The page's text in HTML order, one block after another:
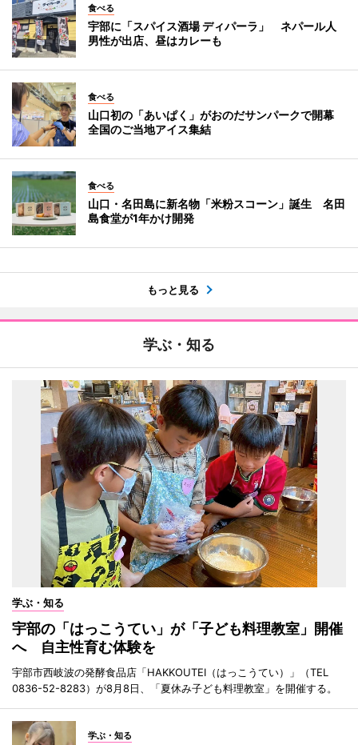
食べる
宇部に「スパイス酒場 ディパーラ」 ネパール人
男性が出店、昼はカレーも
食べる
山口初の「あいぱく」がおのだサンパークで開幕
全国のご当地アイス集結
食べる
山口・名田島に新名物「米粉スコーン」誕生 名田
島食堂が1年かけ開発
もっと見る
学ぶ・知る
学ぶ・知る
宇部の「はっこうてい」が「子ども料理教室」開催
へ 自主性育む体験を
宇部市西岐波の発酵食品店「HAKKOUTEI（はっこうてい）」（TEL
0836-52-8283）が8月8日、「夏休み子ども料理教室」を開催する。
学ぶ・知る